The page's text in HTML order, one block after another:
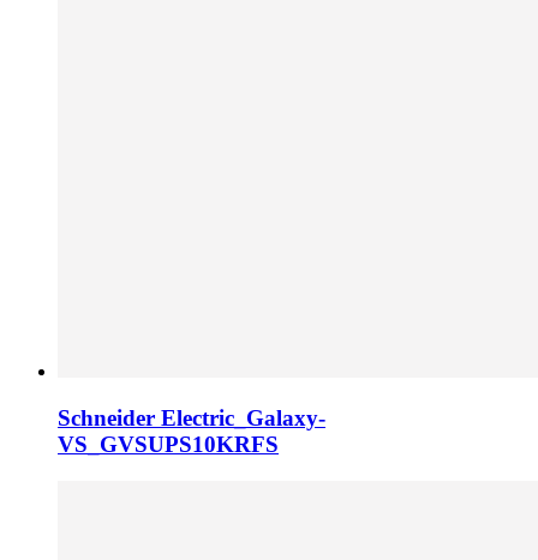
Schneider Electric_Galaxy-
VS_GVSUPS10KRFS